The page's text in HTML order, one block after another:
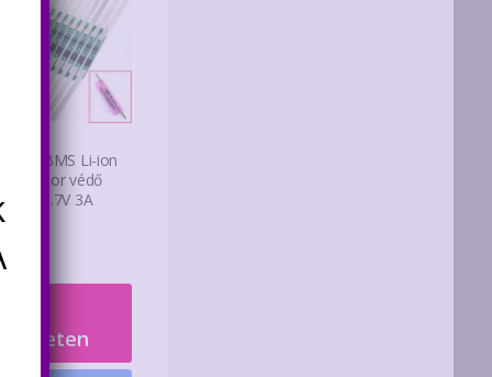
db 1S BMS Li-ion
védő
3.7V 3A
készleten